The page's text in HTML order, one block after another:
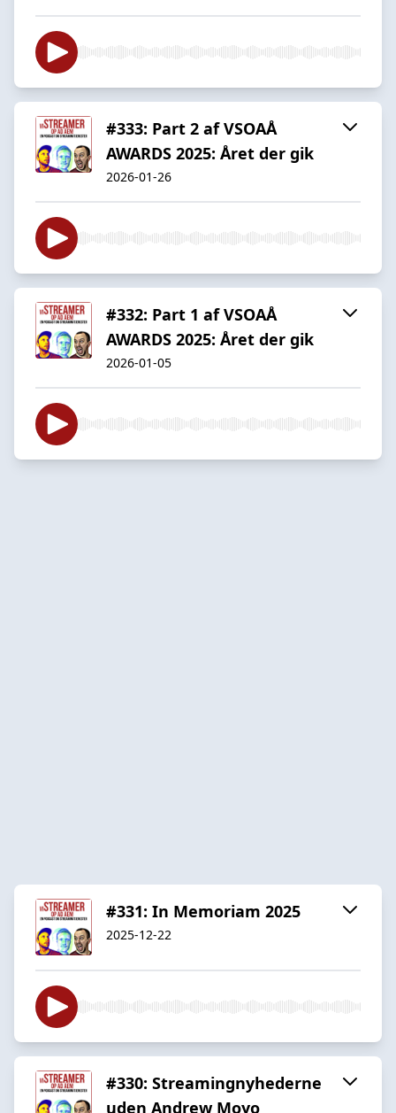
#333: Part 2 af VSOAÅ
AWARDS 2025: Året der gik
2026-01-26
#332: Part 1 af VSOAÅ
AWARDS 2025: Året der gik
2026-01-05
#331: In Memoriam 2025
2025-12-22
#330: Streamingnyhederne
uden Andrew Moyo